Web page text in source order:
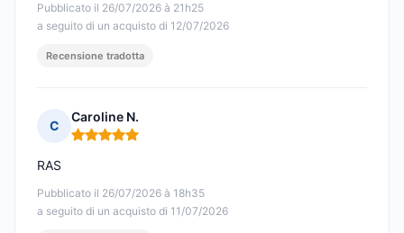
Pubblicato il 26/07/2026 à 21h25
a seguito di un acquisto di 12/07/2026
Recensione tradotta
C
Caroline N.
Nota: 5 su 5
Pubblicato il 26/07/2026 à 18h35
a seguito di un acquisto di 11/07/2026
RAS